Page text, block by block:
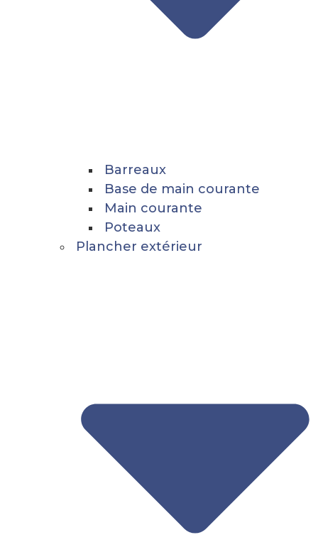
Barreaux
Base de main courante
Main courante
Poteaux
Plancher extérieur